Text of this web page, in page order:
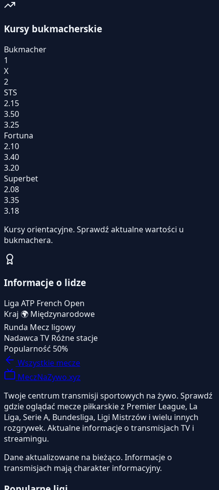
Kursy bukmacherskie
Bukmacher
1
X
2
STS
2.15
3.50
3.25
Fortuna
2.10
3.40
3.20
Superbet
2.08
3.35
3.18
Kursy orientacyjne. Sprawdź aktualne wartości u
bukmachera.
Informacje o lidze
Liga ATP French Open
Kraj 🌍 Międzynarodowe
Runda Mecz ligowy
Nadawca TV Różne stacje
Popularność 50%
Wszystkie mecze
MeczNaZywo.xyz
Twoje centrum transmisji sportowych na żywo. Sprawdź
gdzie oglądać mecze piłkarskie z Premier League, La
Liga, Serie A, Bundesliga, Ligi Mistrzów i wielu innych
rozgrywek. Aktualne informacje o transmisjach TV i
streamingu.
Dane aktualizowane na bieżąco. Informacje o
transmisjach mają charakter informacyjny.